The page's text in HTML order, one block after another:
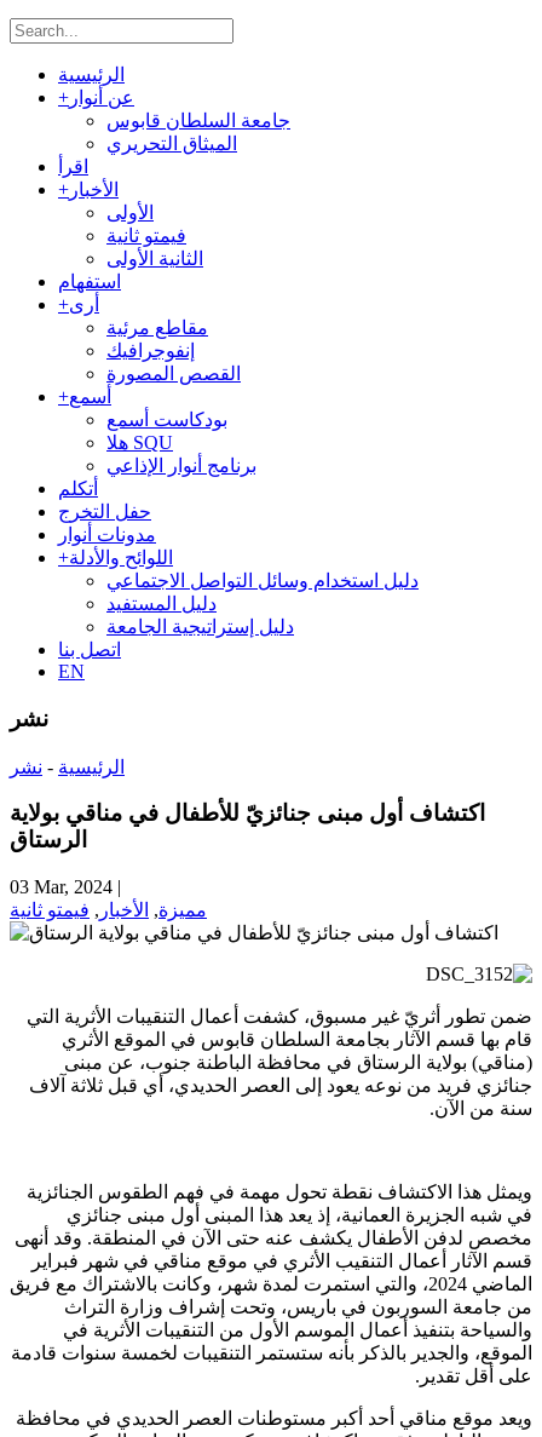
الرئيسية
+ عن أنوار
جامعة السلطان قابوس
الميثاق التحريري
اقرأ
+ الأخبار
الأولى
فيمتو ثانية
الثانية الأولى
استفهام
+أرى
مقاطع مرئية
إنفوجرافيك
القصص المصورة
+أسمع
بودكاست أسمع
هلا SQU
برنامج أنوار الإذاعي
أتكلم
حفل التخرج
مدونات أنوار
+اللوائح والأدلة
دليل استخدام وسائل التواصل الاجتماعي
دليل المستفيد
دليل إستراتيجية الجامعة
اتصل بنا
EN
نشر
الرئيسية - نشر
اكتشاف أول مبنى جنائزيّ للأطفال في مناقي بولاية
الرستاق
03 Mar, 2024 |
مميزة, الأخبار , فيمتو ثانية
ضمن تطور أثريّ غير مسبوق، كشفت أعمال التنقيبات الأثرية التي
قام بها قسم الآثار بجامعة السلطان قابوس في الموقع الأثري
(مناقي) بولاية الرستاق في محافظة الباطنة جنوب، عن مبنى
جنائزي فريد من نوعه يعود إلى العصر الحديدي، أي قبل ثلاثة آلاف
سنة من الآن.
ويمثل هذا الاكتشاف نقطة تحول مهمة في فهم الطقوس الجنائزية
في شبه الجزيرة العمانية، إذ يعد هذا المبنى أول مبنى جنائزي
مخصص لدفن الأطفال يكشف عنه حتى الآن في المنطقة. وقد أنهى
قسم الآثار أعمال التنقيب الأثري في موقع مناقي في شهر فبراير
الماضي 2024، والتي استمرت لمدة شهر، وكانت بالاشتراك مع فريق
من جامعة السوربون في باريس، وتحت إشراف وزارة التراث
والسياحة بتنفيذ أعمال الموسم الأول من التنقيبات الأثرية في
الموقع، والجدير بالذكر بأنه ستستمر التنقيبات لخمسة سنوات قادمة
على أقل تقدير.
ويعد موقع مناقي أحد أكبر مستوطنات العصر الحديدي في محافظة